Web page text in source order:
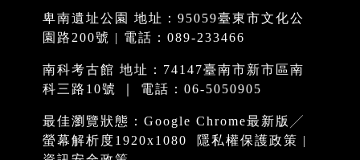
卑南遺址公園 地址：95059臺東市文化公
園路200號 | 電話：089-233466
南科考古館 地址：74147臺南市新市區南
科三路10號 ｜ 電話：06-5050905
最佳瀏覽狀態：Google Chrome最新版╱
螢幕解析度1920x1080
隱私權保護政策 |